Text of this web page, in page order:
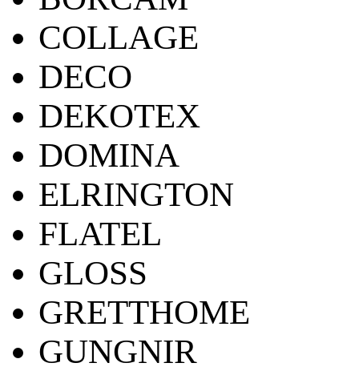
COLLAGE
DECO
DEKOTEX
DOMINA
ELRINGTON
FLATEL
GLOSS
GRETTHOME
GUNGNIR